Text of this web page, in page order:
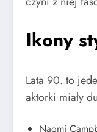
Ikony
Lata 90. to
aktorki miały
Naomi